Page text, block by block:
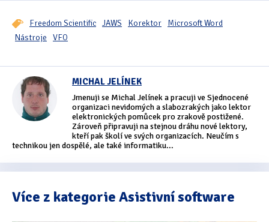
Freedom Scientific JAWS Korektor
Microsoft Word
Nástroje
VFO
MICHAL JELÍNEK
Jmenuji se Michal Jelínek a pracuji ve Sjednocené
organizaci nevidomých a slabozrakých jako lektor
elektronických pomůcek pro zrakově postižené.
Zároveň připravuji na stejnou dráhu nové lektory,
kteří pak školí ve svých organizacích. Neučím s
technikou jen dospělé, ale také informatiku...
Více z kategorie Asistivní software